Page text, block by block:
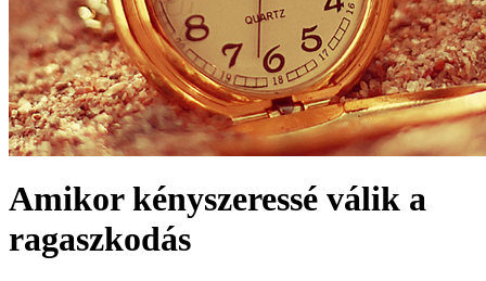
Amikor kényszeressé válik a
ragaszkodás